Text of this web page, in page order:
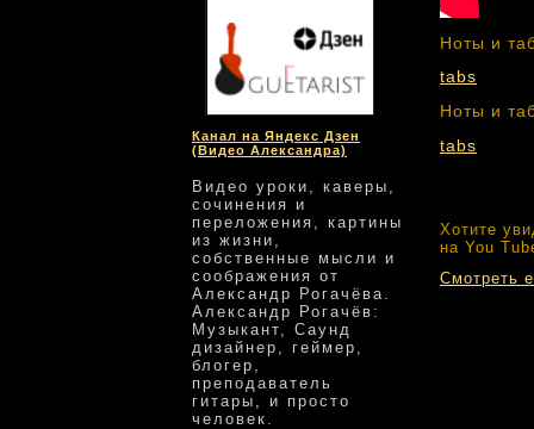
Канал на Яндекс Дзен
(Видео Александра)
Видео уроки, каверы,
сочинения и
переложения, картины
из жизни,
собственные мысли и
соображения от
Александр Рогачёва.
Александр Рогачёв:
Музыкант, Саунд
дизайнер, геймер,
блогер,
преподаватель
гитары, и просто
человек.
Ноты и
tabs
Ноты и
tabs
Хотите
на You
Смотреть